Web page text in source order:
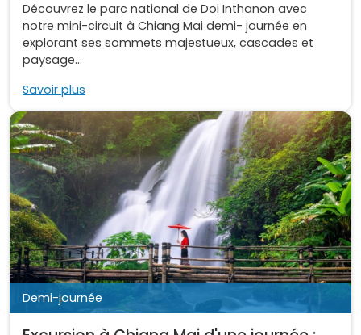
Découvrez le parc national de Doi Inthanon avec
notre mini-circuit à Chiang Mai demi- journée en
explorant ses sommets majestueux, cascades et
paysage...
Savoir plus
Demi-journée